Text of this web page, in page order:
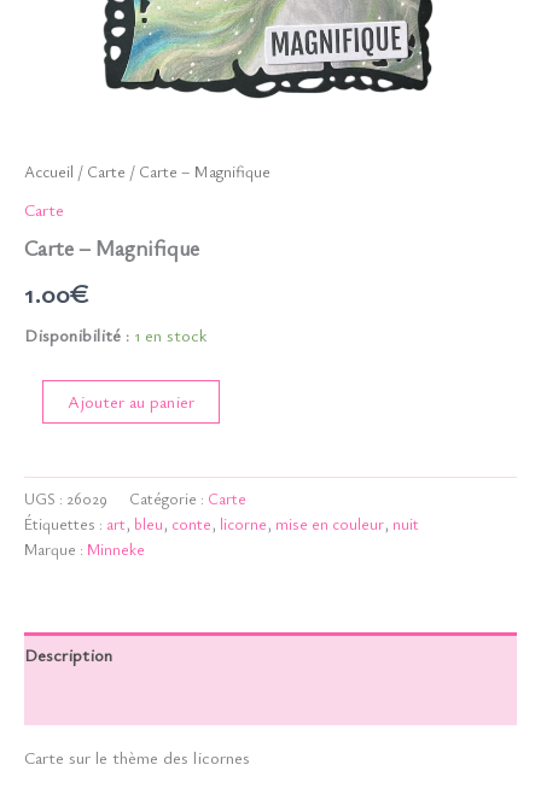
Accueil / Carte / Carte – Magnifique
Carte
Carte – Magnifique
1.00€
Disponibilité : 1 en stock
Magnifique
Ajouter au panier
UGS : 26029 Catégorie : Carte
Étiquettes : art, bleu, conte, licorne, mise en couleur, nuit
Marque : Minneke
Description
Carte sur le thème des licornes